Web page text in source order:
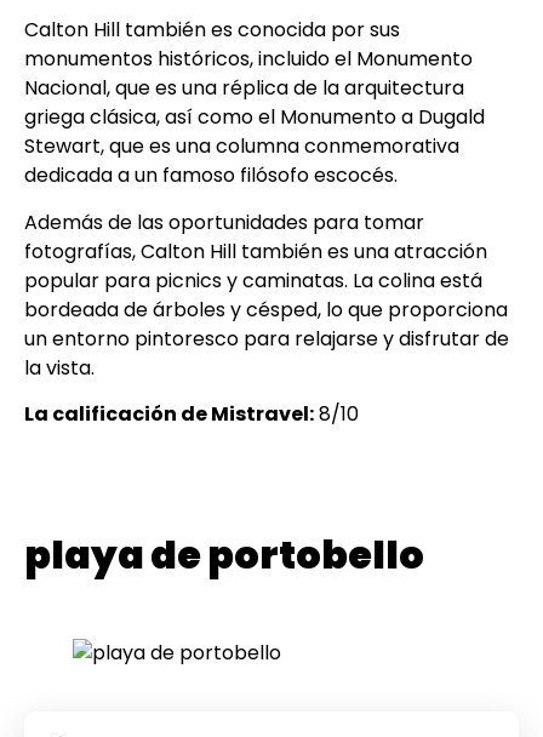
Calton Hill también es conocida por sus
monumentos históricos, incluido el Monumento
Nacional, que es una réplica de la arquitectura
griega clásica, así como el Monumento a Dugald
Stewart, que es una columna conmemorativa
dedicada a un famoso filósofo escocés.
Además de las oportunidades para tomar
fotografías, Calton Hill también es una atracción
popular para picnics y caminatas. La colina está
bordeada de árboles y césped, lo que proporciona
un entorno pintoresco para relajarse y disfrutar de
la vista.
La calificación de Mistravel:8/10
playa de portobello